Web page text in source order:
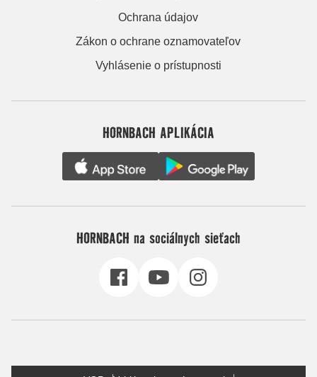
Ochrana údajov
Zákon o ochrane oznamovateľov
Vyhlásenie o prístupnosti
HORNBACH APLIKÁCIA
HORNBACH na sociálnych sieťach